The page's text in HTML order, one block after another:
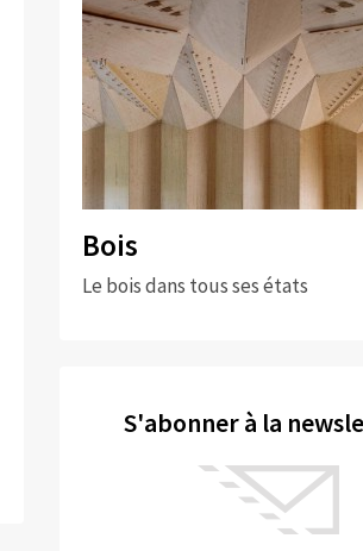
Bois
Le bois dans tous ses états
S'abonner à la